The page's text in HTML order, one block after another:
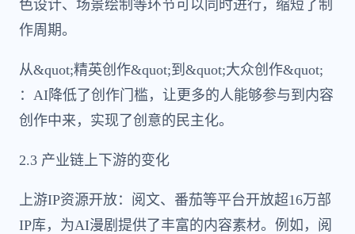
色设计、场景绘制等环节可以同时进行，缩短了制
作周期。
从&quot;精英创作&quot;到&quot;大众创作&quot;
：AI降低了创作门槛，让更多的人能够参与到内容
创作中来，实现了创意的民主化。
2.3 产业链上下游的变化
上游IP资源开放：阅文、番茄等平台开放超16万部
IP库，为AI漫剧提供了丰富的内容素材。例如，阅